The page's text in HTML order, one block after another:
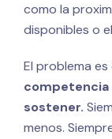
como la
disponibles o
El problema
sostener.
menos.